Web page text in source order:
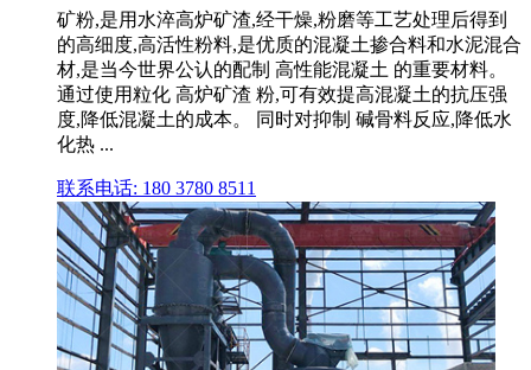
矿粉,是用水淬高炉矿渣,经干燥,粉磨等工艺处理后得到
的高细度,高活性粉料,是优质的混凝土掺合料和水泥混合
材,是当今世界公认的配制 高性能混凝土 的重要材料。
通过使用粒化 高炉矿渣 粉,可有效提高混凝土的抗压强
度,降低混凝土的成本。 同时对抑制 碱骨料反应,降低水
化热 ...
联系电话: 180 3780 8511